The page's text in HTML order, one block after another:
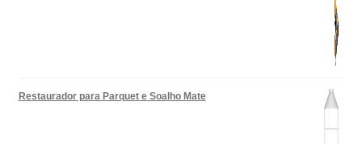
Restaurador para Parquet e Soalho Mate